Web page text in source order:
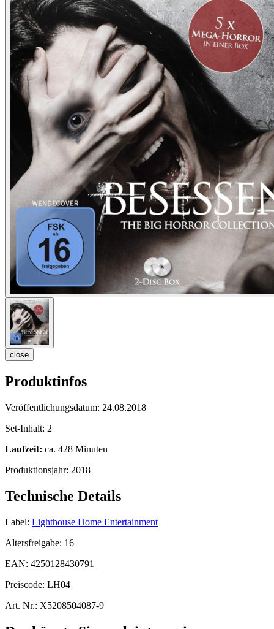
close
Produktinfos
Veröffentlichungsdatum: 24.08.2018
Set-Inhalt: 2
Laufzeit: ca. 428 Minuten
Produktionsjahr: 2018
Technische Details
Label: Lighthouse Home Entertainment
Altersfreigabe: 16
EAN: 4250128430791
Preiscode: LH04
Art. Nr.: X5208504087-9